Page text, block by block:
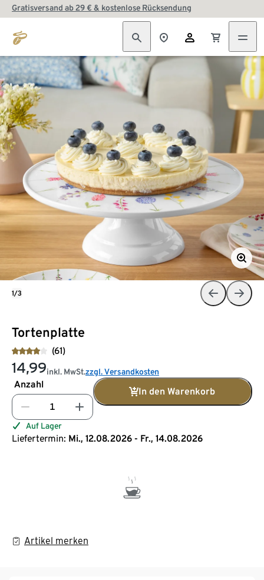
Gratisversand ab 29 € & kostenlose Rücksendung
Tortenplatte
(61)
14,99inkl. MwSt.zzgl. Versandkosten
Anzahl
In den Warenkorb
Auf Lager
Liefertermin: Mi., 12.08.2026 - Fr., 14.08.2026
Artikel merken
1/3